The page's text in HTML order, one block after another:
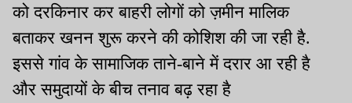
को दरकिनार कर बाहरी लोगों को ज़मीन मालिक
बताकर खनन शुरू करने की कोशिश की जा रही है.
इससे गांव के सामाजिक ताने-बाने में दरार आ रही है
और समुदायों के बीच तनाव बढ़ रहा है